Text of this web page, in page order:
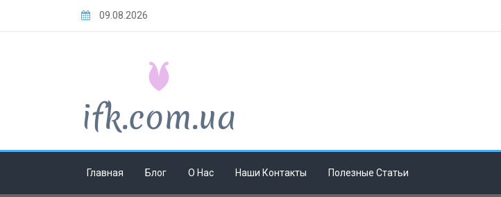
09.08.2026
Главная Блог О Нас Наши Контакты Полезные Статьи